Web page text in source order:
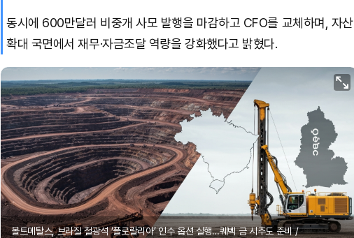
동시에 600만달러 비중개 사모 발행을 마감하고 CFO를 교체하며, 자산
확대 국면에서 재무·자금조달 역량을 강화했다고 밝혔다.
볼트메탈스, 브라질 철광석 ‘플로랄리아’ 인수 옵션 실행…퀘벡 금 시추도 준비 /